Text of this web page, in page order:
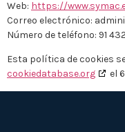
Web: https://
Correo electrónico:
Número de teléfono: 91
Esta política de cookies
cookiedatabase.org
el